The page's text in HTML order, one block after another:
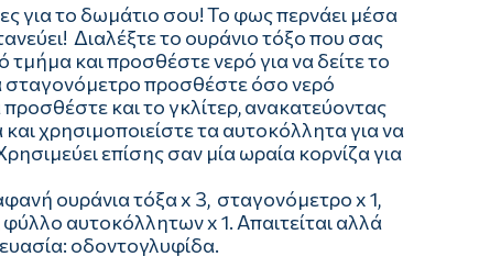
για το δωμάτιο σου! Το φως περνάει μέσα
Διαλέξτε το ουράνιο τόξο που σας
και προσθέστε νερό για να δείτε το
σταγονόμετρο προσθέστε όσο νερό
και το γκλίτερ, ανακατεύοντας
χρησιμοποιείστε τα αυτοκόλλητα για να
επίσης σαν μία ωραία κορνίζα για
ουράνια τόξα x 3, σταγονόμετρο x 1,
αυτοκόλλητων x 1. Απαιτείται αλλά
οδοντογλυφίδα.